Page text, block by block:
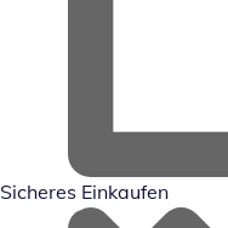
Sicheres Einkaufen